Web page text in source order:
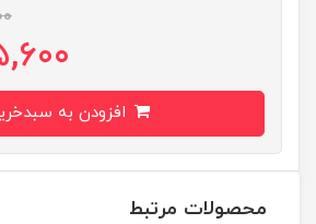
محصولات مرتبط